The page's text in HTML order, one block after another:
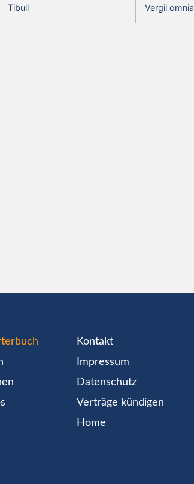
Tibull Vergil omnia
Kontakt
Impressum
Datenschutz
Verträge kündigen
Home